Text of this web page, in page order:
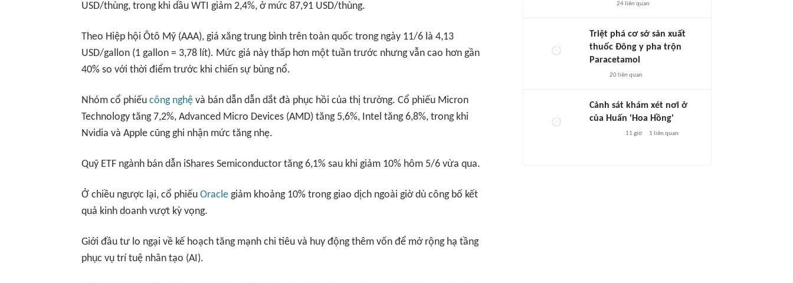
USD/thùng, trong khi dầu WTI giảm 2,4%, ở mức 87,91 USD/thùng.
Theo Hiệp hội Ôtô Mỹ (AAA), giá xăng trung bình trên toàn quốc trong ngày 11/6 là 4,13
USD/gallon (1 gallon = 3,78 lít). Mức giá này thấp hơn một tuần trước nhưng vẫn cao hơn gần
40% so với thời điểm trước khi chiến sự bùng nổ.
Nhóm cổ phiếu công nghệ và bán dẫn dẫn dắt đà phục hồi của thị trường. Cổ phiếu Micron
Technology tăng 7,2%, Advanced Micro Devices (AMD) tăng 5,6%, Intel tăng 6,8%, trong khi
Nvidia và Apple cũng ghi nhận mức tăng nhẹ.
Quỹ ETF ngành bán dẫn iShares Semiconductor tăng 6,1% sau khi giảm 10% hôm 5/6 vừa qua.
Ở chiều ngược lại, cổ phiếu Oracle giảm khoảng 10% trong giao dịch ngoài giờ dù công bố kết
quả kinh doanh vượt kỳ vọng.
Giới đầu tư lo ngại về kế hoạch tăng mạnh chi tiêu và huy động thêm vốn để mở rộng hạ tầng
phục vụ trí tuệ nhân tạo (AI).
24liên quan
Triệt phá cơ sở sản xuất
thuốc Đông y pha trộn
Paracetamol
20liên quan
Cảnh sát khám xét nơi ở
của Huấn 'Hoa Hồng'
11 giờ 1 liên quan